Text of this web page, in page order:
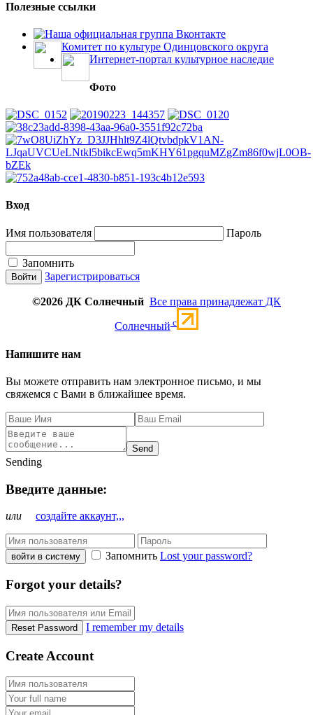
Полезные ссылки
Наша официальная группа Вконтакте
Комитет по культуре Одинцовского округа
Интернет-портал культурное наследие
Фото
Вход
Имя пользователя Пароль
Запомнить
Зарегистрироваться
©2026 ДК Солнечный Все права принадлежат ДК
Солнечный c
Напишите нам
Вы можете отправить нам электронное письмо, и мы
свяжемся с Вами в ближайшее время.
Send
Sending
Введите данные:
или создайте аккаунт,,,
войти в систему Запомнить Lost your password?
Forgot your details?
Reset Password I remember my details
Create Account